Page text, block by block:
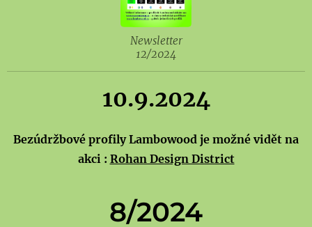
Newsletter
12/2024
10.9.2024
Bezúdržbové profily Lambowood je možné vidět na
akci : Rohan Design District
8/2024